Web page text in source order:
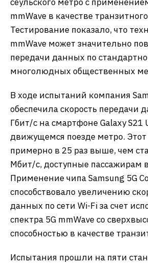
mmWave в качестве
Тестирование показало, что
mmWave может значительно
передачи данных по
многолюдных общественных
В ходе испытаний компания
обеспечила скорость передачи
Гбит/с на смартфоне Galaxy S21
движущемся поезде метро. Этот
примерно в 25 раз выше, чем
Мбит/с, доступные пассажирам
Применение чипа Samsung 5G
способствовало увеличению
данных по сети Wi-Fi за счет
спектра 5G mmWave со
способностью в качестве
Испытания прошли на пяти